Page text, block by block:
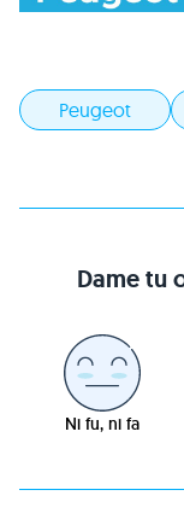
Peugeot
Dame tu
Ni fu, ni fa